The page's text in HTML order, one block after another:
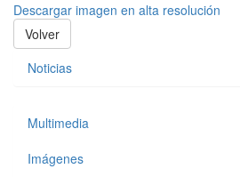
Descargar imagen en alta resolución
Volver
Noticias
Multimedia
Imágenes